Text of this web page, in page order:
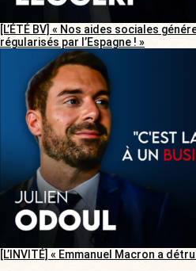
[L’ÉTÉ BV] « Nos aides sociales
régularisés par l’Espagne ! »
[L’INVITÉ] « Emmanuel Macron a